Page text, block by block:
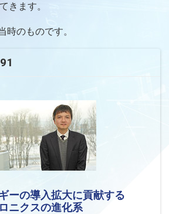
きます。
時のものです。
ーの導入拡大に貢献する
ニクスの進化系